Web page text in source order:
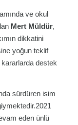
ve okul
Mert Müldür,
dikkatini
yoğun teklif
kararlarda destek
sürdüren isim
eden ünlü